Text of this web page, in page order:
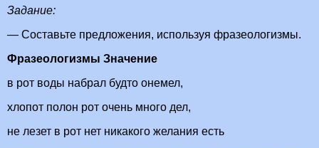
Задание:
— Составьте предложения, используя фразеологизмы.
Фразеологизмы Значение
в рот воды набрал будто онемел,
хлопот полон рот очень много дел,
не лезет в рот нет никакого желания есть